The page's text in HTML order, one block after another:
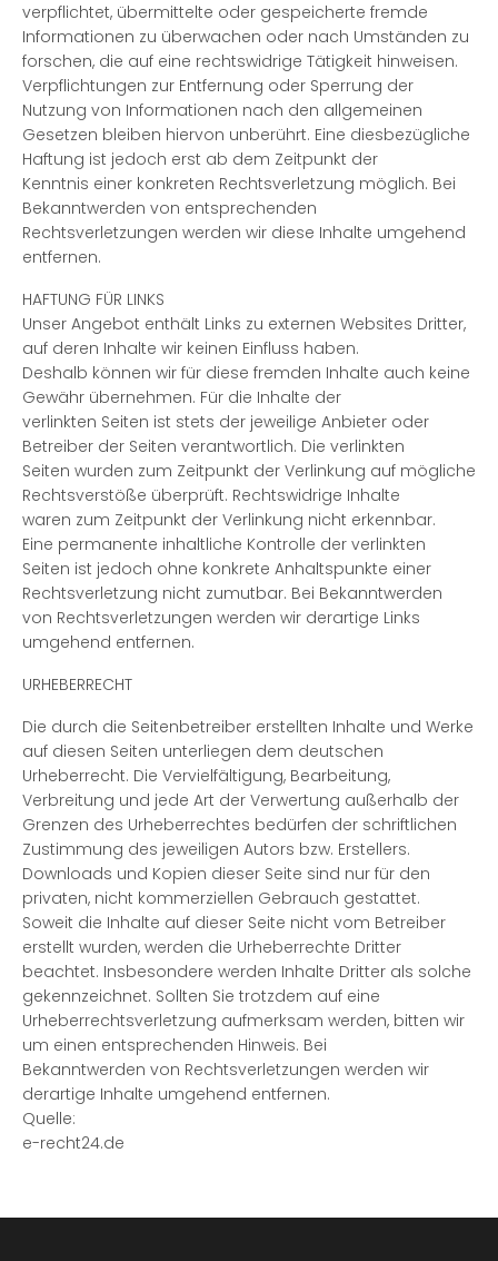
verpflichtet, übermittelte oder gespeicherte fremde
Informationen zu überwachen oder nach Umständen zu
forschen, die auf eine rechtswidrige Tätigkeit hinweisen.
Verpflichtungen zur Entfernung oder Sperrung der
Nutzung von Informationen nach den allgemeinen
Gesetzen bleiben hiervon unberührt. Eine diesbezügliche
Haftung ist jedoch erst ab dem Zeitpunkt der
Kenntnis einer konkreten Rechtsverletzung möglich. Bei
Bekanntwerden von entsprechenden
Rechtsverletzungen werden wir diese Inhalte umgehend
entfernen.
HAFTUNG FÜR LINKS
Unser Angebot enthält Links zu externen Websites Dritter,
auf deren Inhalte wir keinen Einfluss haben.
Deshalb können wir für diese fremden Inhalte auch keine
Gewähr übernehmen. Für die Inhalte der
verlinkten Seiten ist stets der jeweilige Anbieter oder
Betreiber der Seiten verantwortlich. Die verlinkten
Seiten wurden zum Zeitpunkt der Verlinkung auf mögliche
Rechtsverstöße überprüft. Rechtswidrige Inhalte
waren zum Zeitpunkt der Verlinkung nicht erkennbar.
Eine permanente inhaltliche Kontrolle der verlinkten
Seiten ist jedoch ohne konkrete Anhaltspunkte einer
Rechtsverletzung nicht zumutbar. Bei Bekanntwerden
von Rechtsverletzungen werden wir derartige Links
umgehend entfernen.
URHEBERRECHT
Die durch die Seitenbetreiber erstellten Inhalte und Werke
auf diesen Seiten unterliegen dem deutschen
Urheberrecht. Die Vervielfältigung, Bearbeitung,
Verbreitung und jede Art der Verwertung außerhalb der
Grenzen des Urheberrechtes bedürfen der schriftlichen
Zustimmung des jeweiligen Autors bzw. Erstellers.
Downloads und Kopien dieser Seite sind nur für den
privaten, nicht kommerziellen Gebrauch gestattet.
Soweit die Inhalte auf dieser Seite nicht vom Betreiber
erstellt wurden, werden die Urheberrechte Dritter
beachtet. Insbesondere werden Inhalte Dritter als solche
gekennzeichnet. Sollten Sie trotzdem auf eine
Urheberrechtsverletzung aufmerksam werden, bitten wir
um einen entsprechenden Hinweis. Bei
Bekanntwerden von Rechtsverletzungen werden wir
derartige Inhalte umgehend entfernen.
Quelle:
e-recht24.de